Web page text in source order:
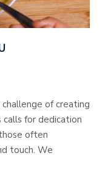
of creating
calls for dedication
often
touch. We